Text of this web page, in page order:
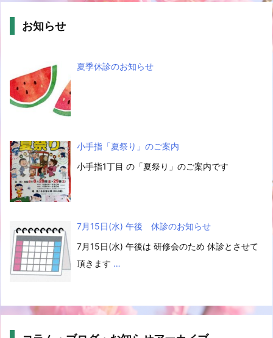
お知らせ
夏季休診のお知らせ
小手指「夏祭り」のご案内
小手指1丁目 の「夏祭り」のご案内です
7月15日(水) 午後 休診のお知らせ
7月15日(水) 午後は 研修会のため 休診とさせて
頂きます …